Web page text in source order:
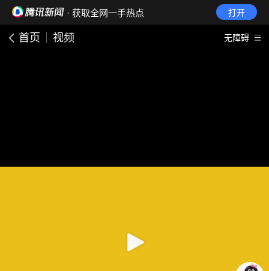
· 获取全网一手热点 打开
首页 视频 无障碍